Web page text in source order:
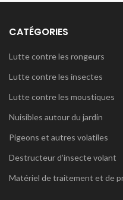
CATÉGORIES
Lutte contre les rongeurs
Lutte contre les insectes
Lutte contre les moustiques
Nuisibles autour du jardin
Pigeons et autres volatiles
Destructeur d’insecte volant
Matériel de traitement et de